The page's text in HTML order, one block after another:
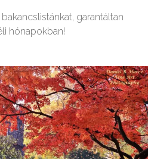
garantáltan
hónapokban!